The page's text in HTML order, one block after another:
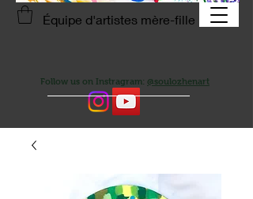
Équipe d'artistes mère-fille
Follow us on Instragram: @soulozhenart